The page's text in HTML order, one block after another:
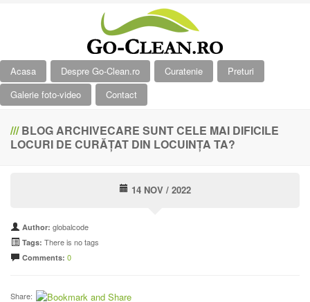
Acasa Despre Go-Clean.ro Curatenie
Preturi
Galerie foto-video
Contact
///BLOG ARCHIVECARE SUNT CELE MAI DIFICILE
LOCURI DE CURĂȚAT DIN LOCUINȚA TA?
14 NOV / 2022
Author: globalcode
Tags: There is no tags
Comments: 0
Share: